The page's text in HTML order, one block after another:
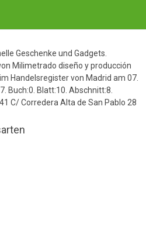
Geschenke und Gadgets.
Milimetrado diseño y producción
Handelsregister von Madrid am 07.
Buch:0. Blatt:10. Abschnitt:8.
C/ Corredera Alta de San Pablo 28